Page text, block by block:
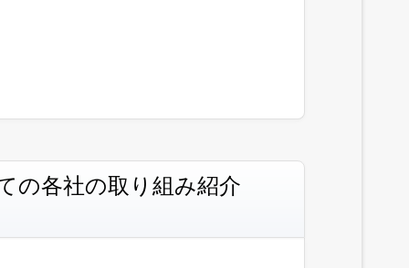
各社の取り組み紹介